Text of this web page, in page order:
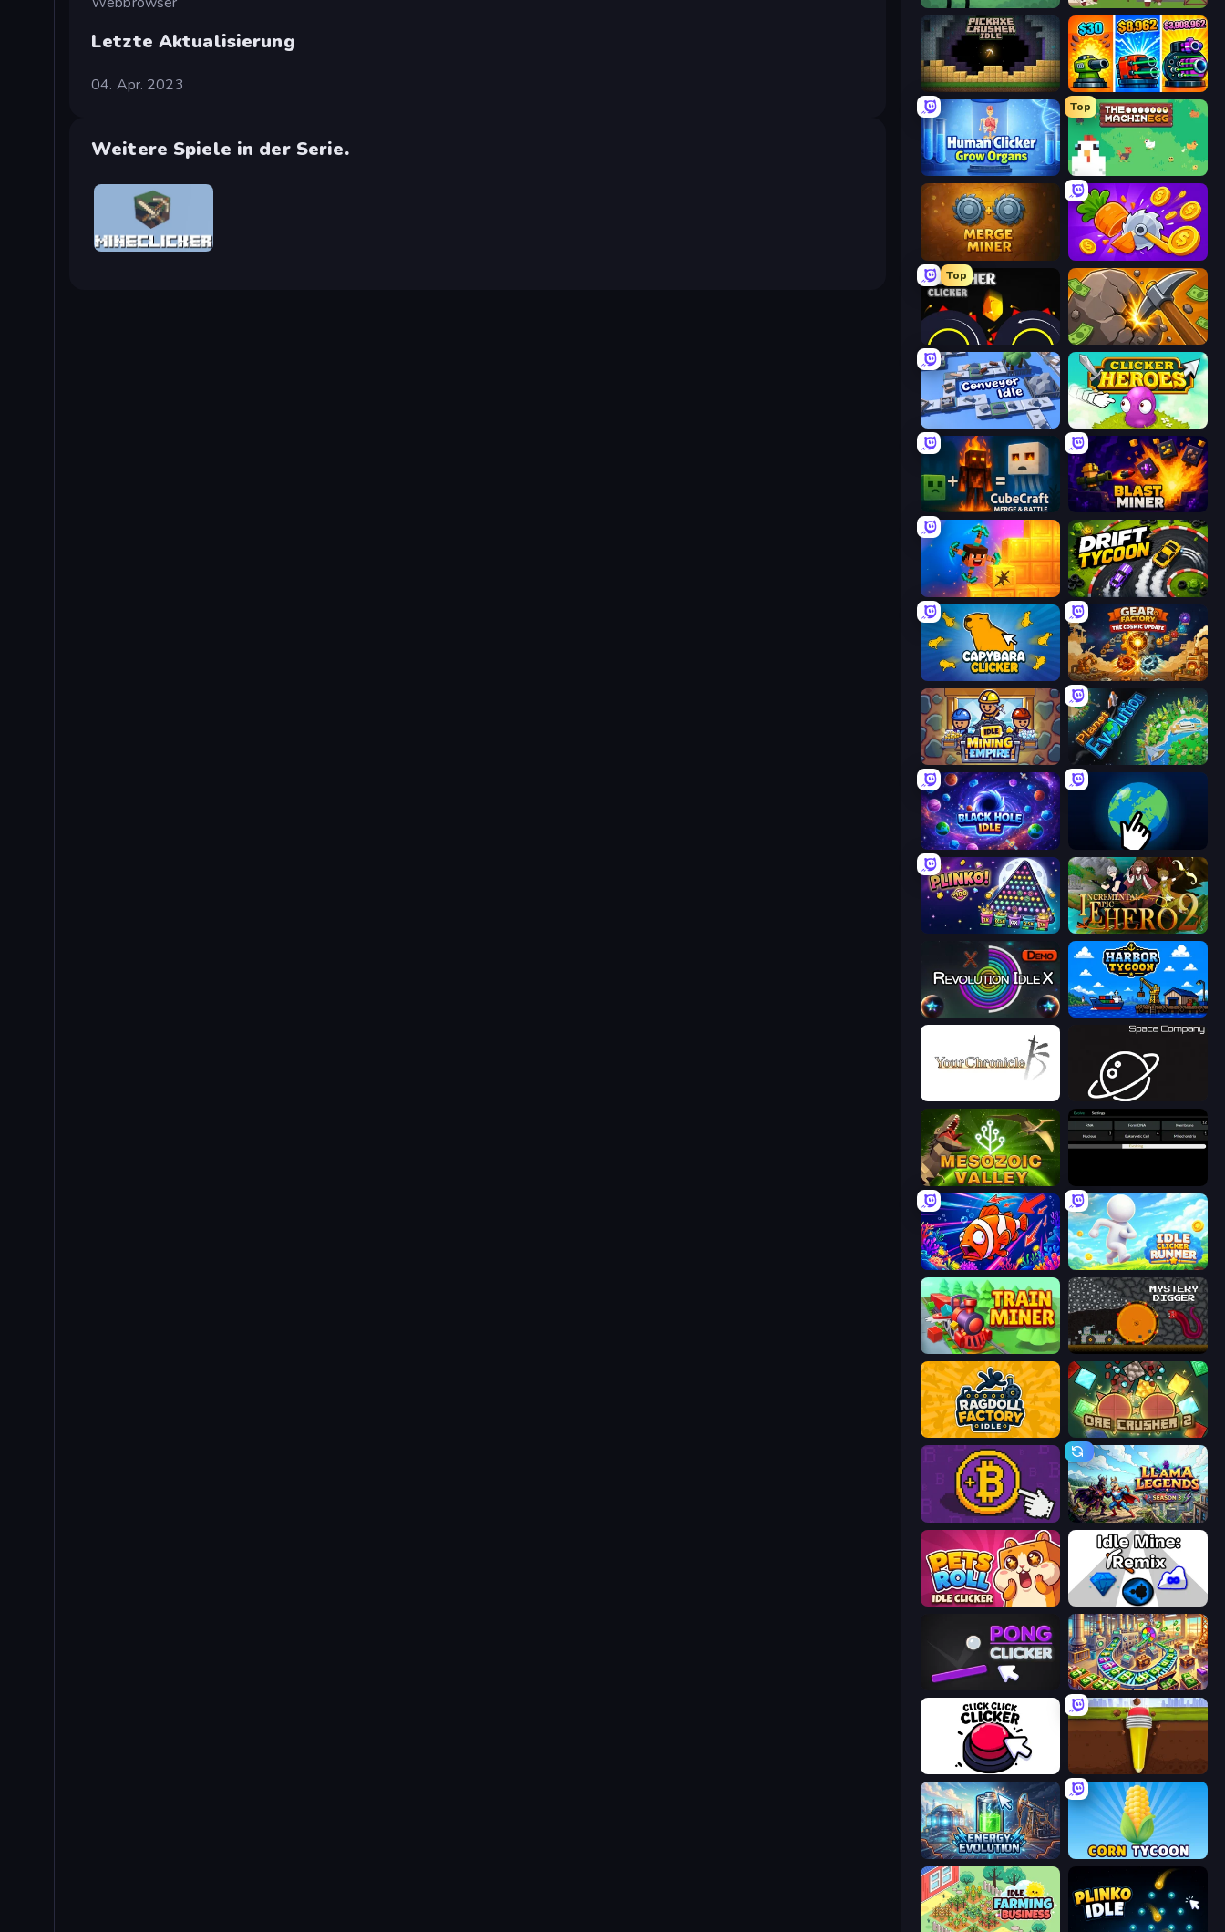
Letzte Aktualisierung
04. Apr. 2023
Weitere Spiele in der Serie.
MineClicker
Merge & Fight Babel Tower
Pickaxe Crusher Idle Pumpkin Defense: Merge Cannon
Human Clicker: Grow Organs
Top
The MachinEGG
Merge Miner Farm Ring Idle
Top
Crusher Clicker Mine Clicker
Conveyor Idle Clicker Heroes
CubeCraft: Merge & Battle Blast Miner
Merge & Dig! Drift Tycoon
Capybara Clicker Gear Factory
Idle Mining Empire Planet Evolution: Idle Clicker
Black Hole Idle Planet Clicker 2
PLINKO! Incremental Epic Hero 2
Revolution Idle X Harbor Tycoon
Space Company
Cell to Singularity: Mesozoic Valley
Fish Catch Idle Idle Clicker Runner
Train Miner Mystery Digger
Ragdoll Factory Idle OreCrusher 2
Money Maker Llama Legends
Pets Roll: Idle Clicker Idle Mine: Remix
Pong Clicker Money Factory: Tycoon Idle Game
Click Click Clicker Pen Dig
Energy Evolution Corn Tycoon